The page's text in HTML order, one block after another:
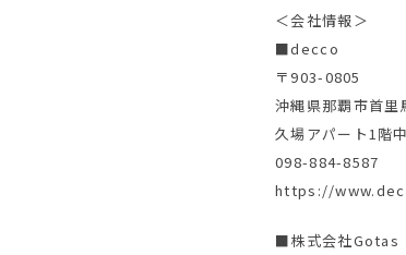
＜会社情報＞
■decco
〒903-0805
沖縄県那覇市首
久場アパート1階中
098-884-8587
https://
■株式会社Gotas